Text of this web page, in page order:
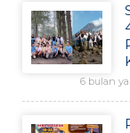
6 bulan